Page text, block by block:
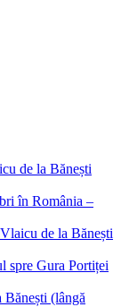
de la Bănești
în România –
de la Bănești
spre Gura Portiței
(lângă